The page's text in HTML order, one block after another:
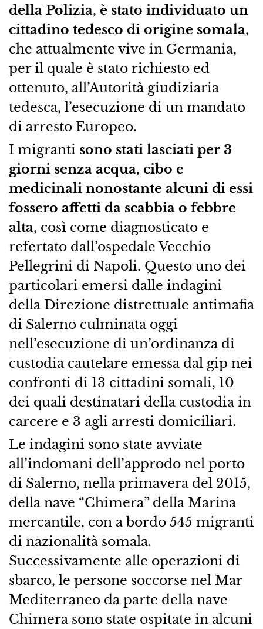
della Polizia, è stato individuato un
cittadino tedesco di origine somala,
che attualmente vive in Germania,
per il quale è stato richiesto ed
ottenuto, all’Autorità giudiziaria
tedesca, l’esecuzione di un mandato
di arresto Europeo.
I migranti sono stati lasciati per 3
giorni senza acqua, cibo e
medicinali nonostante alcuni di essi
fossero affetti da scabbia o febbre
alta, così come diagnosticato e
refertato dall’ospedale Vecchio
Pellegrini di Napoli. Questo uno dei
particolari emersi dalle indagini
della Direzione distrettuale antimafia
di Salerno culminata oggi
nell’esecuzione di un’ordinanza di
custodia cautelare emessa dal gip nei
confronti di 13 cittadini somali, 10
dei quali destinatari della custodia in
carcere e 3 agli arresti domiciliari.
Le indagini sono state avviate
all’indomani dell’approdo nel porto
di Salerno, nella primavera del 2015,
della nave “Chimera” della Marina
mercantile, con a bordo 545 migranti
di nazionalità somala.
Successivamente alle operazioni di
sbarco, le persone soccorse nel Mar
Mediterraneo da parte della nave
Chimera sono state ospitate in alcuni